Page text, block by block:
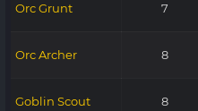
Orc Grunt 7
Orc Archer 8
Goblin Scout 8